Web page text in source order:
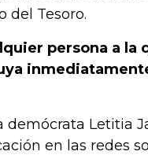
del Tesoro.
persona a la
demócrata Letitia
en las redes